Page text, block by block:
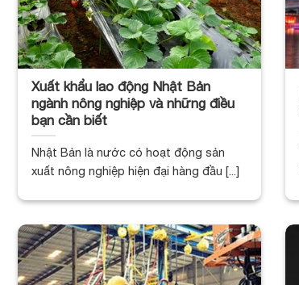
Xuất khẩu lao động Nhật Bản
ngành nông nghiệp và những điều
bạn cần biết
Nhật Bản là nước có hoạt động sản
xuất nông nghiệp hiện đại hàng đầu [...]